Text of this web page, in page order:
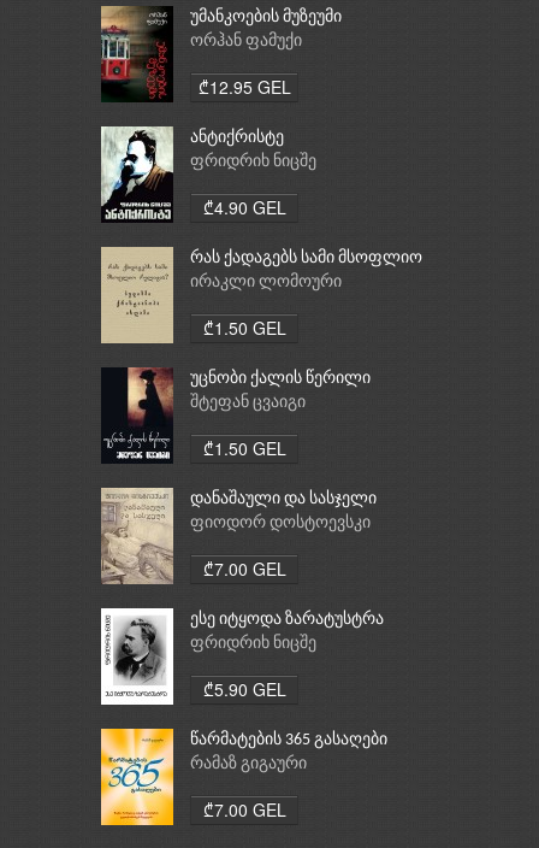
უმანკოების მუზეუმი
ორჰან ფამუქი
₾12.95 GEL
ანტიქრისტე
ფრიდრიხ ნიცშე
₾4.90 GEL
რას ქადაგებს სამი მსოფლიო
რელიგია: ბუდიზმი,
ირაკლი ლომოური
₾1.50 GEL
უცნობი ქალის წერილი
შტეფან ცვაიგი
₾1.50 GEL
დანაშაული და სასჯელი
ფიოდორ დოსტოევსკი
₾7.00 GEL
ესე იტყოდა ზარატუსტრა
ფრიდრიხ ნიცშე
₾5.90 GEL
წარმატების 365 გასაღები
რამაზ გიგაური
₾7.00 GEL